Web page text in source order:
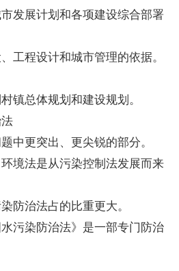
展计划和各项建设综合部署
程设计和城市管理的依据。
总体规划和建设规划。
更突出、更尖锐的部分。
法是从污染控制法发展而来
治法占的比重更大。
染防治法》是一部专门防治